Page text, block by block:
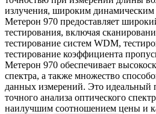
излучения, широким динамическим
Метерон 970 предоставляет
тестирования, включая
тестирование систем WDM,
тестирование коэффициента
Метерон 970 обеспечивает
спектра, а также множество
данных измерений. Это идеальный
точного анализа оптического
наилучшим соотношением цены и